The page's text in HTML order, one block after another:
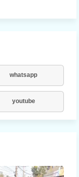
whatsapp
youtube